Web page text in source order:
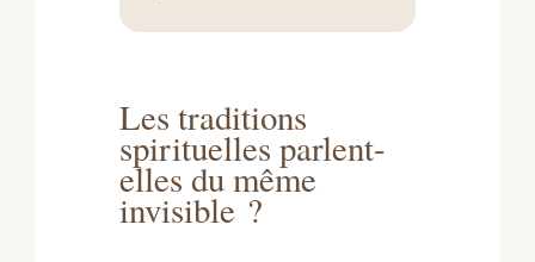
Les traditions
spirituelles parlent-
elles du même
invisible ?